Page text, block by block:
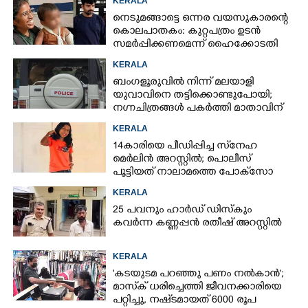
നെടുമങ്ങാട്ടെ ഒന്നര വയസുകാരന്റെ
കൊലപാതകം: കുറ്റപത്രം ഉടൻ
സമർപ്പിക്കണമെന്ന് ഹൈക്കോടതി
KERALA
ബംഗളൂരുവിൽ നിന്ന് മലയാളി
യുവാവിനെ തട്ടിക്കൊണ്ടുപോയി;
നഗ്നചിത്രങ്ങൾ പകർത്തി മാതാവിന്
KERALA
14കാരിയെ പീഡിപ്പിച്ച സ്‌നേഹ
മെർലിൻ അറസ്റ്റിൽ; പൊലീസ്
പൂട്ടിയത് നാലാമത്തെ പോക്‌സോ
KERALA
25 പവനും ഹാർഡ് ഡിസ്കും
കവർന്ന കണ്ണപ്പൻ രതീഷ് അറസ്റ്റിൽ
KERALA
'കടയുടമ പറഞ്ഞു പണം നൽകാൻ';
മാസ്‌ക് ധരിച്ചെത്തി ജീവനക്കാരിയെ
പറ്റിച്ചു, നഷ്‌ടമായത് 6000 രൂപ